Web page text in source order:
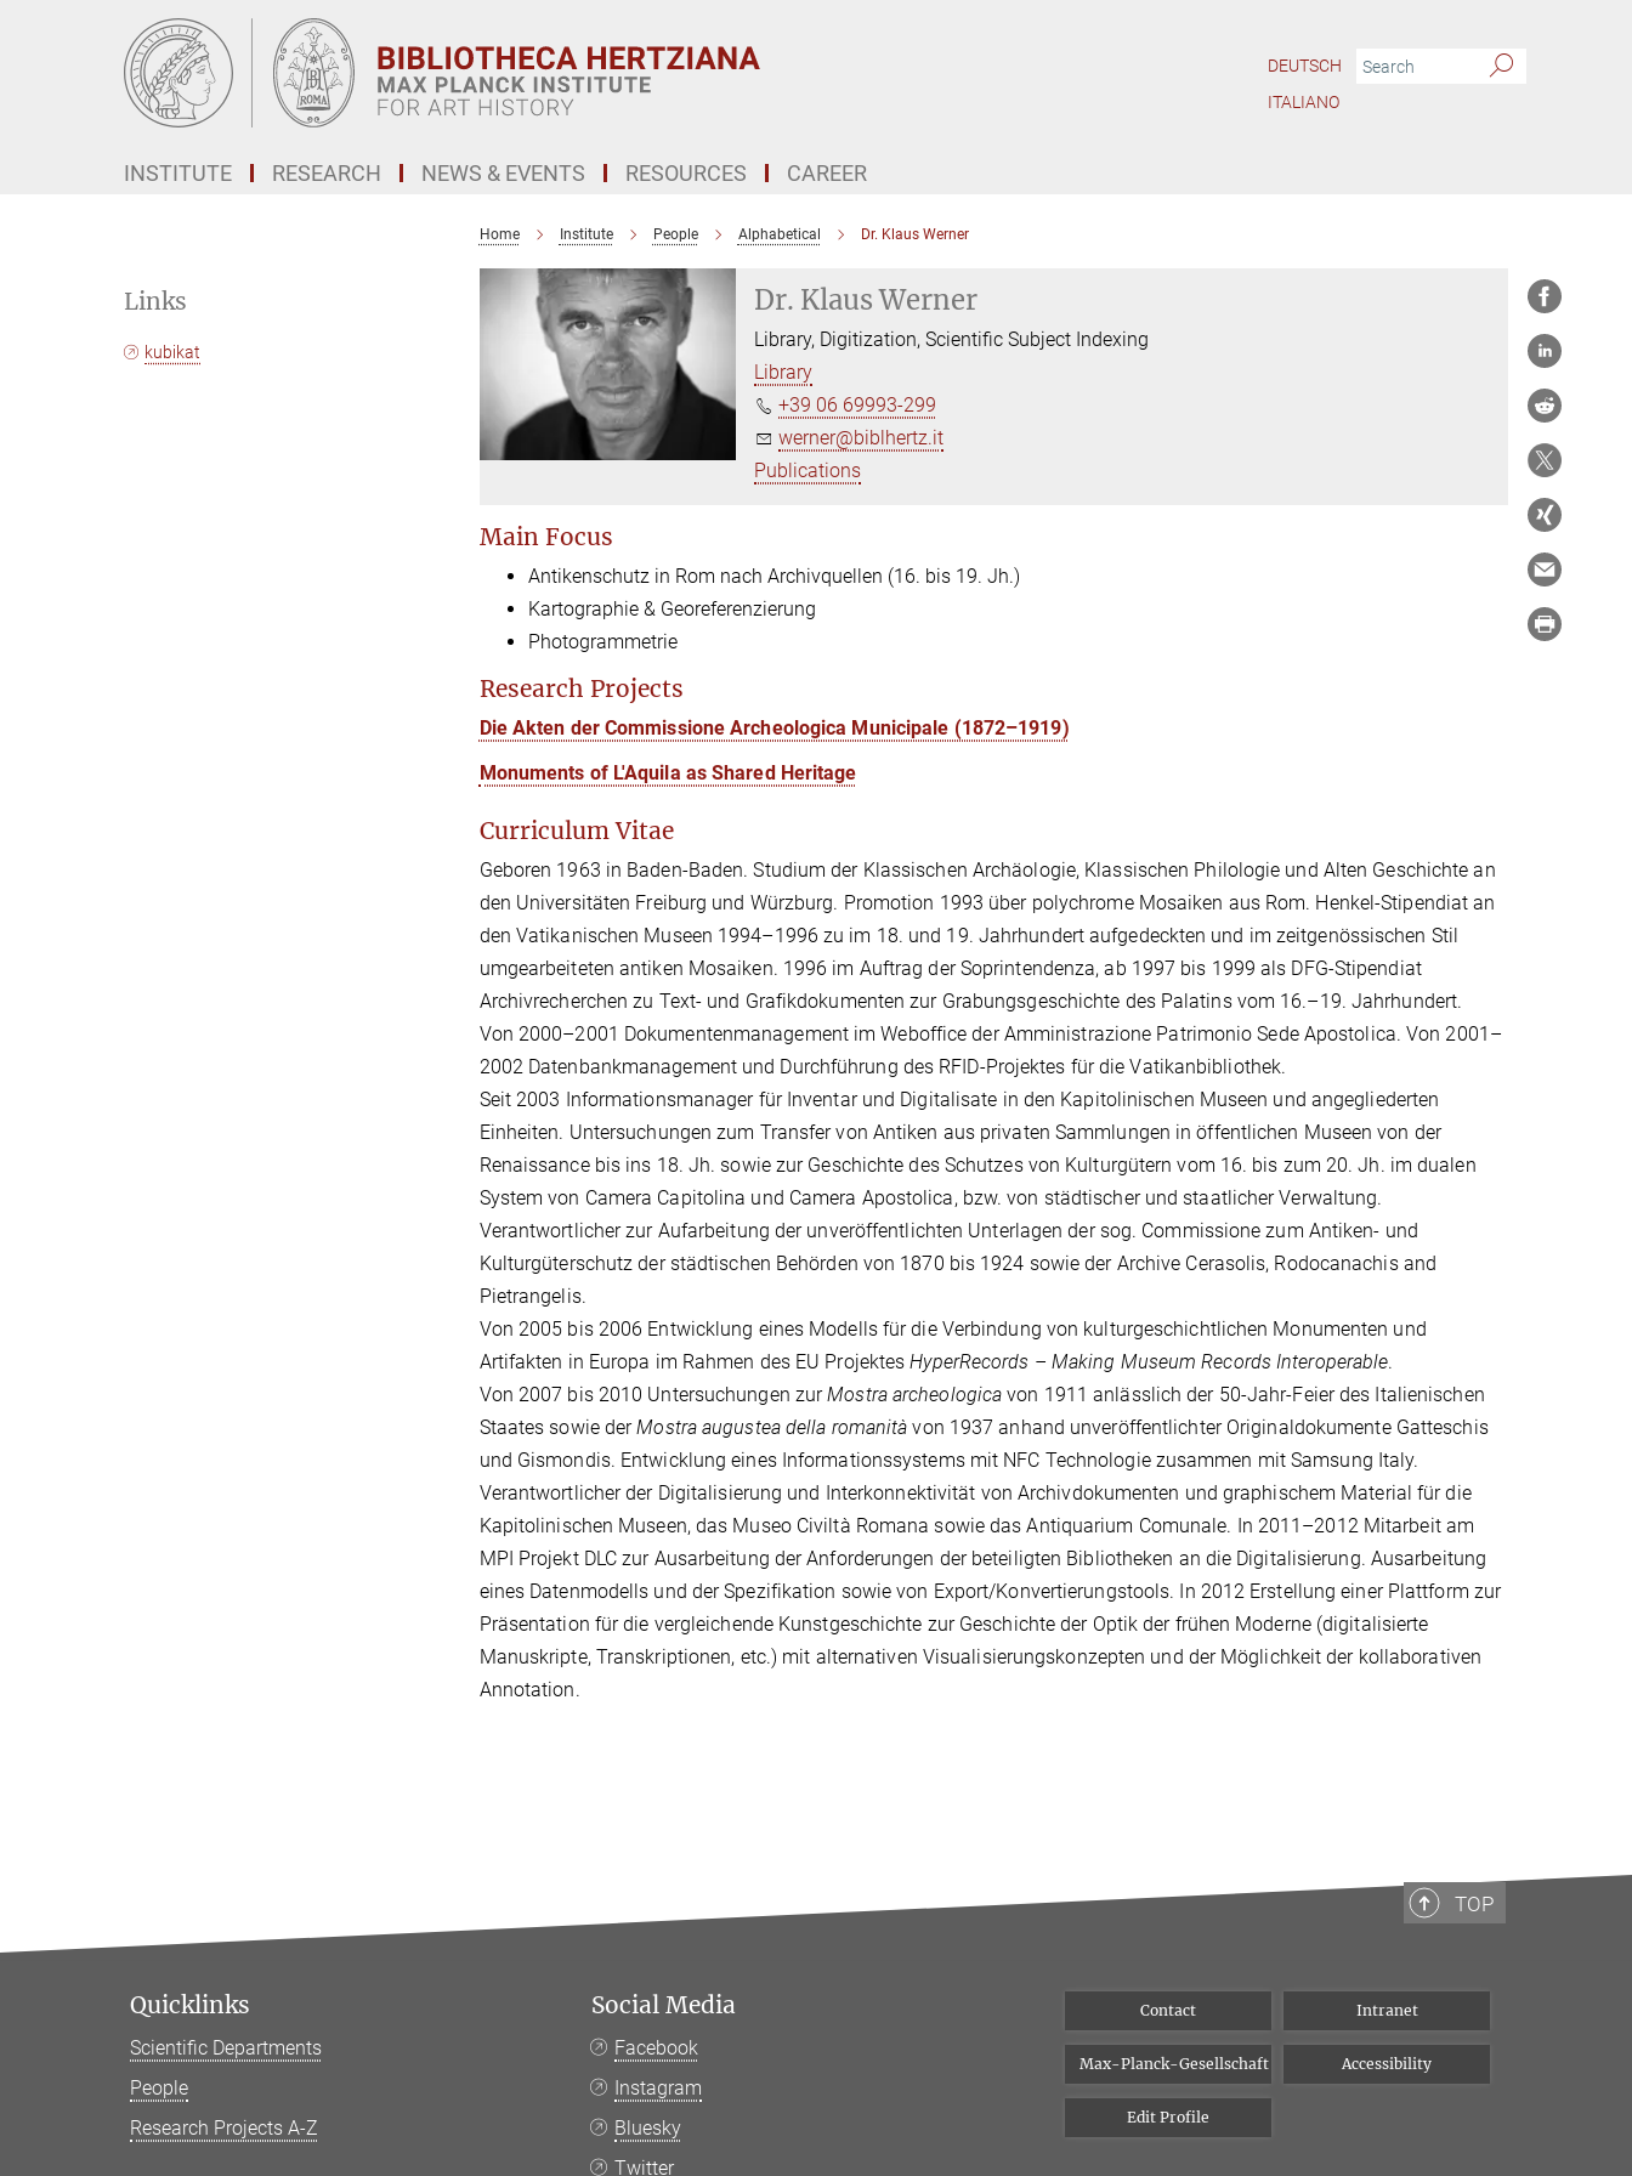
DEUTSCH
ITALIANO
INSTITUTE RESEARCH NEWS & EVENTS RESOURCES CAREER
Home Institute People Alphabetical Dr. Klaus Werner
Dr. Klaus Werner
Library, Digitization, Scientific Subject Indexing
Library
+39 06 69993-299
werner@biblhertz.it
Publications
Main Focus
Antikenschutz in Rom nach Archivquellen (16. bis 19. Jh.)
Kartographie & Georeferenzierung
Photogrammetrie
Research Projects
Die Akten der Commissione Archeologica Municipale (1872–1919)
Monuments of L'Aquila as Shared Heritage
Curriculum Vitae
Geboren 1963 in Baden-Baden. Studium der Klassischen Archäologie, Klassischen Philologie und Alten Geschichte an
den Universitäten Freiburg und Würzburg. Promotion 1993 über polychrome Mosaiken aus Rom. Henkel-Stipendiat an
den Vatikanischen Museen 1994–1996 zu im 18. und 19. Jahrhundert aufgedeckten und im zeitgenössischen Stil
umgearbeiteten antiken Mosaiken. 1996 im Auftrag der Soprintendenza, ab 1997 bis 1999 als DFG-Stipendiat
Archivrecherchen zu Text- und Grafikdokumenten zur Grabungsgeschichte des Palatins vom 16.–19. Jahrhundert.
Von 2000–2001 Dokumentenmanagement im Weboffice der Amministrazione Patrimonio Sede Apostolica. Von 2001–
2002 Datenbankmanagement und Durchführung des RFID-Projektes für die Vatikanbibliothek.
Seit 2003 Informationsmanager für Inventar und Digitalisate in den Kapitolinischen Museen und angegliederten
Einheiten. Untersuchungen zum Transfer von Antiken aus privaten Sammlungen in öffentlichen Museen von der
Renaissance bis ins 18. Jh. sowie zur Geschichte des Schutzes von Kulturgütern vom 16. bis zum 20. Jh. im dualen
System von Camera Capitolina und Camera Apostolica, bzw. von städtischer und staatlicher Verwaltung.
Verantwortlicher zur Aufarbeitung der unveröffentlichten Unterlagen der sog. Commissione zum Antiken- und
Kulturgüterschutz der städtischen Behörden von 1870 bis 1924 sowie der Archive Cerasolis, Rodocanachis and
Pietrangelis.
Von 2005 bis 2006 Entwicklung eines Modells für die Verbindung von kulturgeschichtlichen Monumenten und
Artifakten in Europa im Rahmen des EU ProjektesHyperRecords – Making Museum Records Interoperable.
Von 2007 bis 2010 Untersuchungen zurMostra archeologica von 1911 anlässlich der 50-Jahr-Feier des Italienischen
Staates sowie derMostra augustea della romanità von 1937 anhand unveröffentlichter Originaldokumente Gatteschis
und Gismondis. Entwicklung eines Informationssystems mit NFC Technologie zusammen mit Samsung Italy.
Verantwortlicher der Digitalisierung und Interkonnektivität von Archivdokumenten und graphischem Material für die
Kapitolinischen Museen, das Museo Civiltà Romana sowie das Antiquarium Comunale. In 2011–2012 Mitarbeit am
MPI Projekt DLC zur Ausarbeitung der Anforderungen der beteiligten Bibliotheken an die Digitalisierung. Ausarbeitung
eines Datenmodells und der Spezifikation sowie von Export/Konvertierungstools. In 2012 Erstellung einer Plattform zur
Präsentation für die vergleichende Kunstgeschichte zur Geschichte der Optik der frühen Moderne (digitalisierte
Manuskripte, Transkriptionen, etc.) mit alternativen Visualisierungskonzepten und der Möglichkeit der kollaborativen
Annotation.
Links
kubikat
TOP
Quicklinks
Scientific Departments
People
Research Projects A-Z
Social Media
Facebook
Instagram
Bluesky
Twitter
Contact Intranet
Max-Planck-Gesellschaft Accessibility
Edit Profile